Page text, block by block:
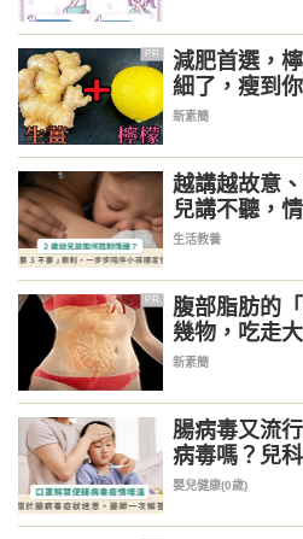
PR
減肥首選，
細了，瘦到
新素簡
越講越故意
兒講不聽，
生活教養
PR
腹部脂肪的
幾物，吃走
新素簡
腸病毒又流
病毒嗎？兒
嬰兒健康(0歲)